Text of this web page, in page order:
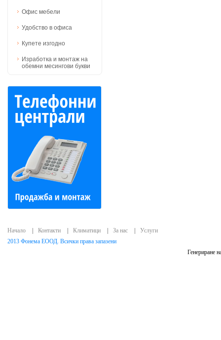
Офис мебели
Удобство в офиса
Купете изгодно
Изработка и монтаж на
обемни месингови букви
Начало Контакти Климатици За нас
Услуги
2013 Фонема ЕООД. Всички права запазени
Генериране